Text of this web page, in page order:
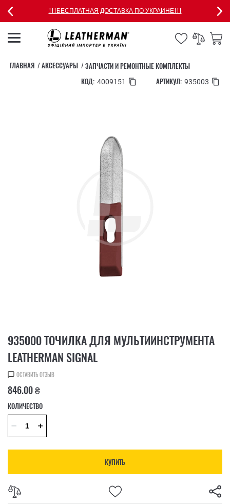
!!!БЕСПЛАТНАЯ ДОСТАВКА ПО УКРАИНЕ!!!
ГЛАВНАЯ АКСЕССУАРЫ
ЗАПЧАСТИ И РЕМОНТНЫЕ КОМПЛЕКТЫ
КОД: 4009151 АРТИКУЛ: 935003
935000 ТОЧИЛКА ДЛЯ МУЛЬТИИНСТРУМЕНТА
LEATHERMAN SIGNAL
ОСТАВИТЬ ОТЗЫВ
846.00 ₴
КОЛИЧЕСТВО
КУПИТЬ